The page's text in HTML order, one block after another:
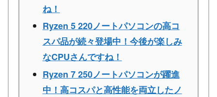
ね！
Ryzen 5 220ノートパソコンの高コ
スパ品が続々登場中！今後が楽しみ
なCPUさんですね！
Ryzen 7 250ノートパソコンが躍進
中！高コスパと高性能を両立したノ